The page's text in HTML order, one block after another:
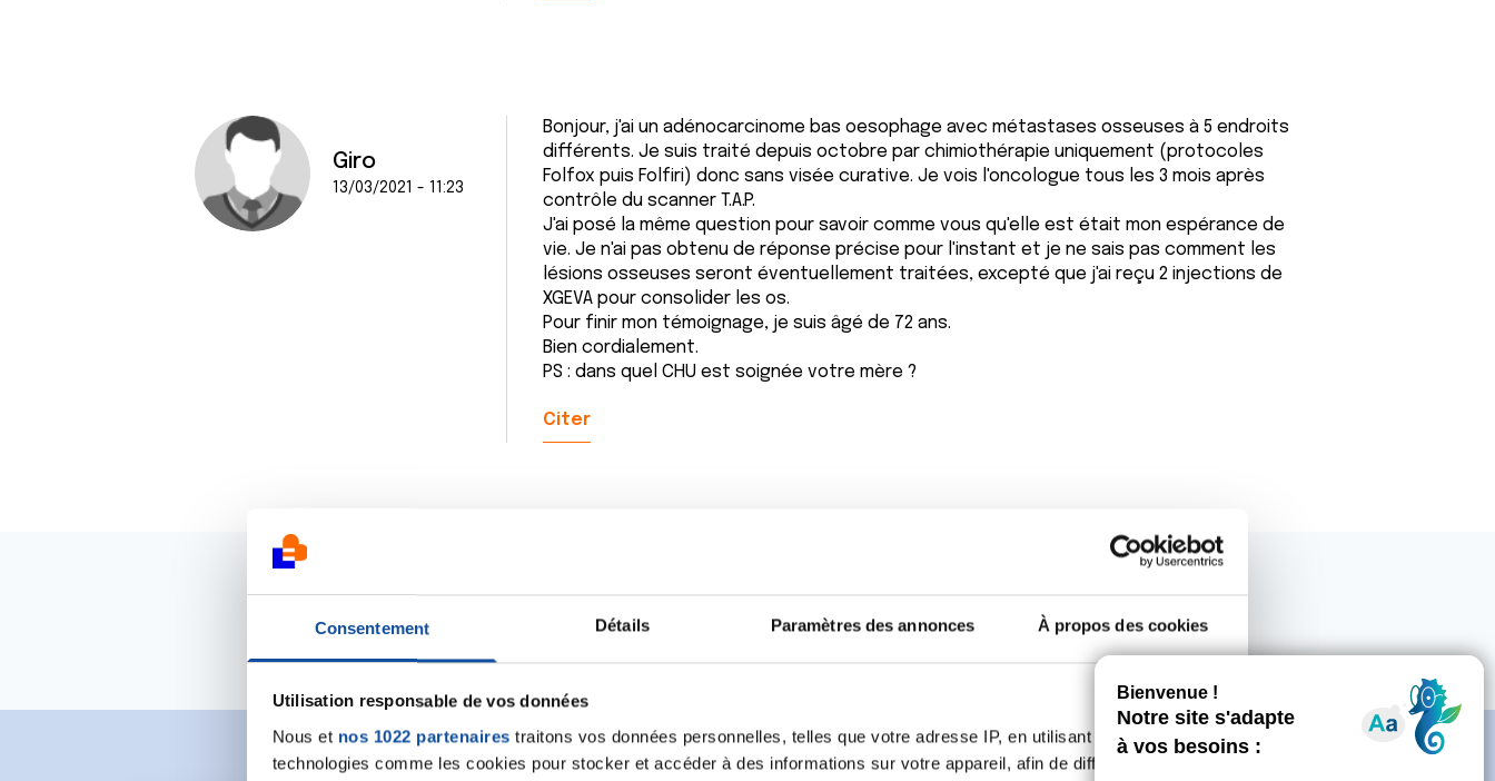
Consentement Détails Paramètres des annonces À propos des cookies
Utilisation responsable de vos données
Nous et nos 1022 partenaires traitons vos données personnelles, telles que votre adresse IP, en utilisant des
technologies comme les cookies pour stocker et accéder à des informations sur votre appareil, afin de diffuser des
Giro
13/03/2021 - 11:23
Bonjour, j'ai un adénocarcinome bas oesophage avec métastases osseuses à 5 endroits
différents. Je suis traité depuis octobre par chimiothérapie uniquement (protocoles
Folfox puis Folfiri) donc sans visée curative. Je vois l'oncologue tous les 3 mois après
contrôle du scanner T.A.P.
J'ai posé la même question pour savoir comme vous qu'elle est était mon espérance de
vie. Je n'ai pas obtenu de réponse précise pour l'instant et je ne sais pas comment les
lésions osseuses seront éventuellement traitées, excepté que j'ai reçu 2 injections de
XGEVA pour consolider les os.
Pour finir mon témoignage, je suis âgé de 72 ans.
Bien cordialement.
PS : dans quel CHU est soignée votre mère ?
Citer